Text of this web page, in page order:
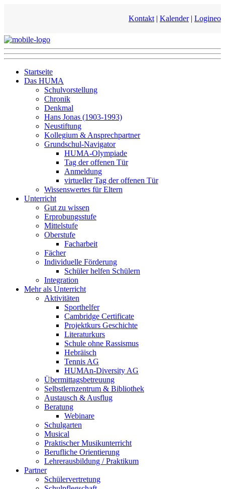
Kontakt | Kalender| Logineo
Startseite
Das HUMA
Schulvorstellung
Chronik
Denkmal
Hans Jonas (1903-1993)
Neustiftung
Kollegium & Ansprechpartner
Grundschul-Navigator
HUMA-Olympiade
Tag der offenen Tür
Anmeldung
virtueller Tag der offenen Tür
Wissenswertes für Eltern
Unterricht
Gut zu wissen
Erprobungsstufe
Mittelstufe
Oberstufe
Facharbeit
Fächer
Individuelle Förderung
Schüler helfen Schülern
Integration
Mehr als Unterricht
Aktivitäten
Sporthelfer
Cambridge Certificate
Projektkurs Geschichte
Literaturkurs
Schule ohne Rassismus
Hebräisch
Tennis AG
HUMAn-Diversity AG
Übermittagsbetreuung
Selbstlernzentrum & Bibliothek
Austausch & Ausflug
Beratung
Webinare
Schulgarten
Musical
Praktischer Musikunterricht
Berufliche Orientierung
Lehrerausbildung / Praktikum
Partner
Schülervertretung